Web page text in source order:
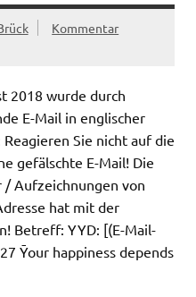
Kommentar
2018 wurde durch
E-Mail in englischer
Sie nicht auf die
gefälschte E-Mail! Die
/ Aufzeichnungen von
hat mit der
Betreff: YYD: [(E-Mail-
Ȳour happiness depends